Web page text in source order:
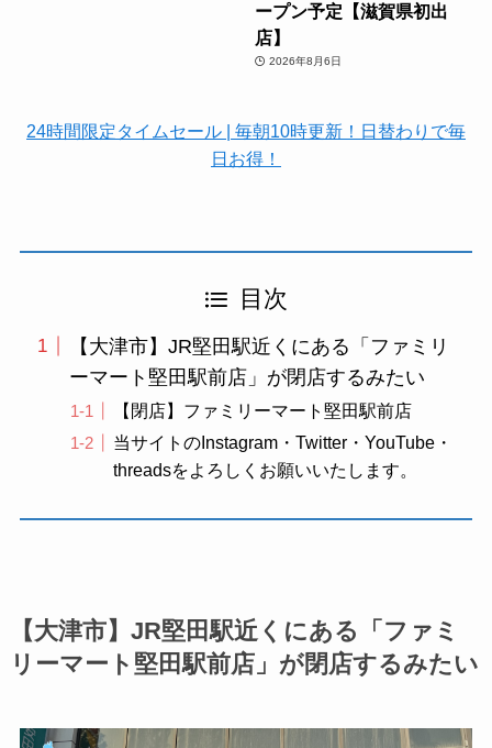
ープン予定【滋賀県初出
店】
2026年8月6日
24時間限定タイムセール | 毎朝10時更新！日替わりで毎
日お得！
目次
【大津市】JR堅田駅近くにある「ファミリ
ーマート堅田駅前店」が閉店するみたい
【閉店】ファミリーマート堅田駅前店
当サイトのInstagram・Twitter・YouTube・
threadsをよろしくお願いいたします。
【大津市】JR堅田駅近くにある「ファミ
リーマート堅田駅前店」が閉店するみたい